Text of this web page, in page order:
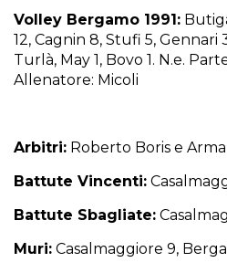
Volley Bergamo 1991:
12, Cagnin 8, Stufi 5, Gennari
Turlà, May 1, Bovo 1. N.e.
Allenatore: Micoli
Arbitri: Roberto Boris e
Battute Vincenti:
Battute Sbagliate:
Muri: Casalmaggiore 9,